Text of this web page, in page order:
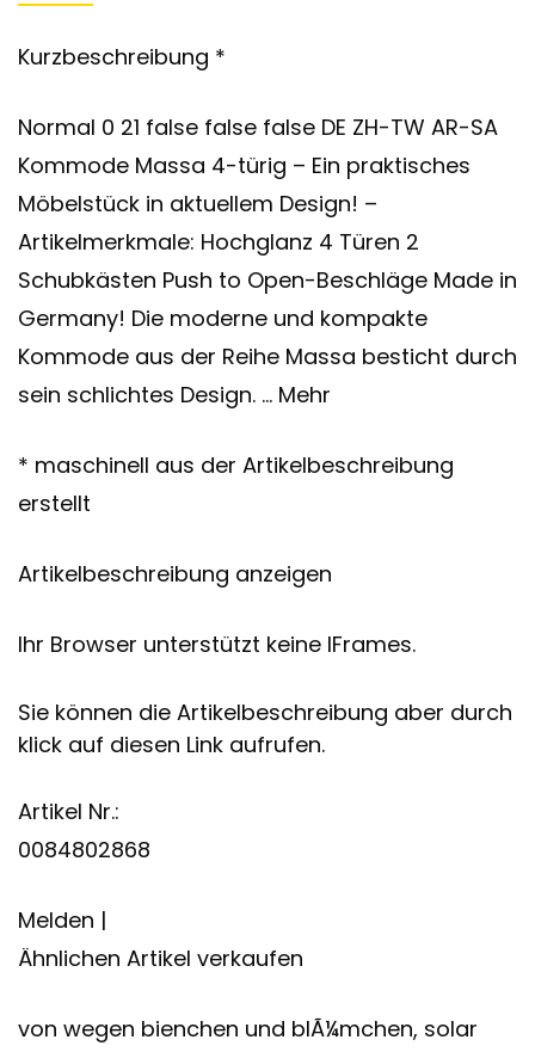
Kurzbeschreibung *
Normal 0 21 false false false DE ZH-TW AR-SA
Kommode Massa 4-türig – Ein praktisches
Möbelstück in aktuellem Design! –
Artikelmerkmale: Hochglanz 4 Türen 2
Schubkästen Push to Open-Beschläge Made in
Germany! Die moderne und kompakte
Kommode aus der Reihe Massa besticht durch
sein schlichtes Design. … Mehr
* maschinell aus der Artikelbeschreibung
erstellt
Artikelbeschreibung anzeigen
Ihr Browser unterstützt keine IFrames.
Sie können die Artikelbeschreibung aber durch
klick auf diesen Link aufrufen.
Artikel Nr.:
0084802868
Melden |
Ähnlichen Artikel verkaufen
von wegen bienchen und blÃ¼mchen, solar